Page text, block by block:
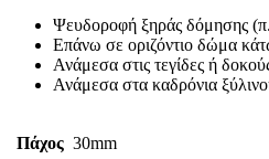
Ψευδοροφή ξηράς δόμησης
Επάνω σε οριζόντιο δώμα
Ανάμεσα στις τεγίδες ή
Ανάμεσα στα καδρόνια
Πάχος 30mm